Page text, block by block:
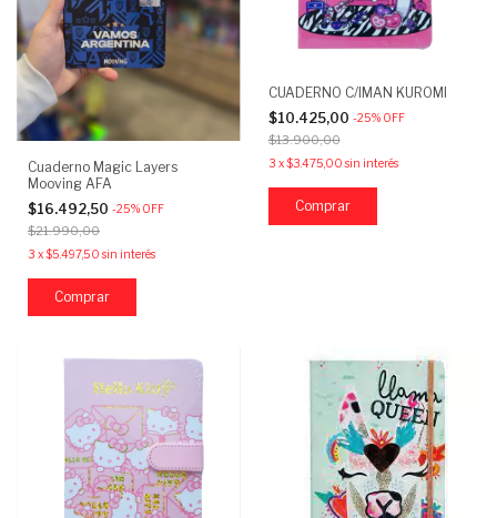
Cuaderno Magic Layers
Mooving AFA
$16.492,50 -25% OFF
$21.990,00
3 x$5.497,50 sin interés
CUADERNO C/IMAN KUROMI
$10.425,00 -25% OFF
$13.900,00
3 x$3.475,00 sin interés
Comprar